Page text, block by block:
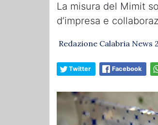
La misura del Mimit
d’impresa e
Redazione Calabria News
Twitter Facebook